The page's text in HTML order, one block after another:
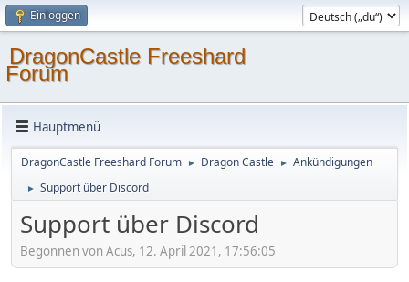
Einloggen
DragonCastle Freeshard
Forum
Hauptmenü
DragonCastle Freeshard Forum ► Dragon Castle ► Ankündigungen
► Support über Discord
Support über Discord
Begonnen von Acus, 12. April 2021, 17:56:05